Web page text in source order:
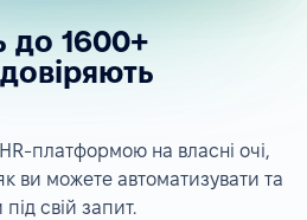
до 1600+
платформою на власні очі,
ви можете автоматизувати та
свій запит.